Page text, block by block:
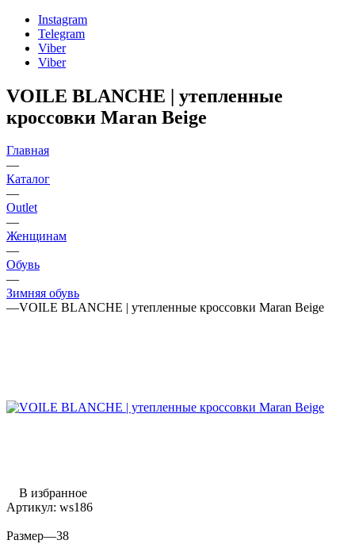
Instagram
Telegram
Viber
Viber
VOILE BLANCHE | утепленные
кроссовки Maran Beige
Главная
—
Каталог
—
Outlet
—
Женщинам
—
Обувь
—
Зимняя обувь
—VOILE BLANCHE | утепленные кроссовки Maran Beige
В избранное
Артикул: ws186
Размер—38